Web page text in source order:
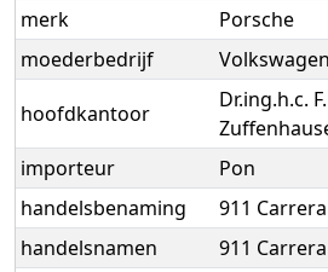
merk
Porsche
moederbedrijf
hoofdkantoor
Dr.ing.h.c.
importeur
Pon
handelsbenaming
911
handelsnamen
911